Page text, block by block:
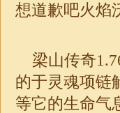
想道歉吧火焰
梁山传奇
的于灵魂项
等它的生命气